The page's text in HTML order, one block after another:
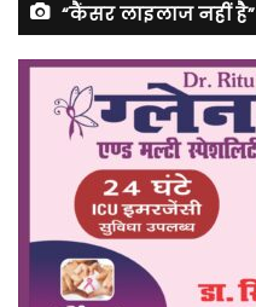
“कैंसर लाइलाज नहीं है”